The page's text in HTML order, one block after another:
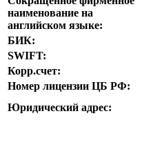
наименование на
английском языке:
БИК:
SWIFT:
Корр.счет:
Номер лицензии ЦБ РФ:
Юридический адрес: